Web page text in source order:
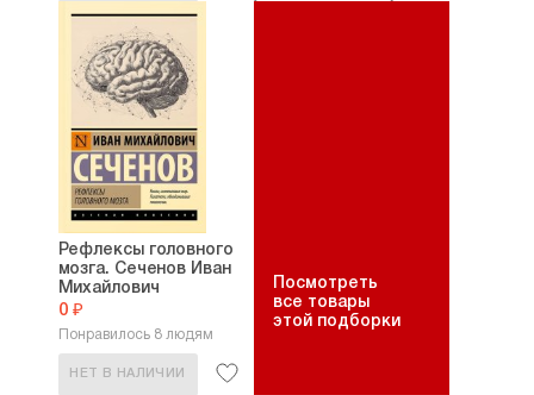
Рефлексы головного
мозга. Сеченов Иван
Михайлович
0 ₽
Понравилось 8 людям
НЕТ В НАЛИЧИИ
Посмотреть
все товары
этой подборки